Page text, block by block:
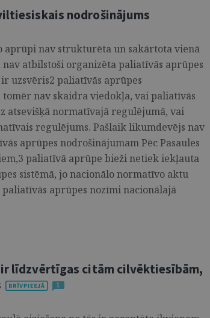
nodrošinājums
nav strukturēta un sakārtota vienā
atbilstoši organizēta paliatīvās aprūpes
uzsvēris2 paliatīvās aprūpes
nav skaidra viedokļa, vai paliatīvās
atsevišķā normatīvajā regulējumā, vai
regulējums. Pašlaik likumdevējs nav
aprūpes nodrošinājumam Pēc Pasaules
paliatīvā aprūpe bieži netiek iekļauta
sistēmā, jo nacionālo normatīvo aktu
aprūpes nozīmi nacionālajā
līdzvērtīgas citām cilvēktiesībām,
1